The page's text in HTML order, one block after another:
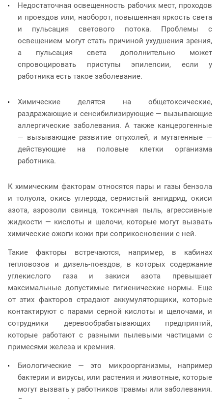
Недостаточная освещенность рабочих мест, проходов
и проездов или, наоборот, повышенная яркость света
и пульсация светового потока. Проблемы с
освещением могут стать причиной ухудшения зрения,
а пульсация света дополнительно может
спровоцировать приступы эпилепсии, если у
работника есть такое заболевание.
Химические делятся на общетоксические,
раздражающие и сенсибилизирующие — вызывающие
аллергические заболевания. А также канцерогенные
— вызывающие развитие опухолей, и мутагенные —
действующие на половые клетки организма
работника.
К химическим факторам относятся пары и газы бензола
и толуола, окись углерода, сернистый ангидрид, окиси
азота, аэрозоли свинца, токсичная пыль, агрессивные
жидкости — кислоты и щелочи, которые могут вызвать
химические ожоги кожи при соприкосновении с ней.
Такие факторы встречаются, например, в кабинах
тепловозов и дизель-поездов, в которых содержание
углекислого газа и закиси азота превышает
максимальные допустимые гигиенические нормы. Еще
от этих факторов страдают аккумуляторщики, которые
контактируют с парами серной кислоты и щелочами, и
сотрудники деревообрабатывающих предприятий,
которые работают с разными пылевыми частицами с
примесями железа и кремния.
Биологические — это микроорганизмы, например
бактерии и вирусы, или растения и животные, которые
могут вызвать у работников травмы или заболевания.